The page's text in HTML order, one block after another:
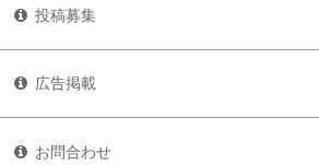
投稿募集
広告掲載
お問合わせ